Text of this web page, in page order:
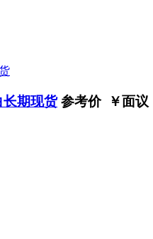
期现货 参考价 ￥面议